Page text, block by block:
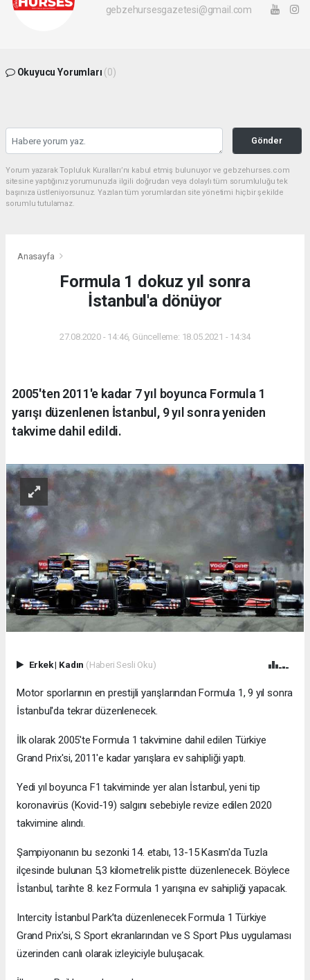
gebzehursesgazetesi@gmail.com
Okuyucu Yorumları (0)
Gönder
Yorum yazarak Topluluk Kuralları’nı kabul etmiş bulunuyor ve gebzehurses.com
sitesine yaptığınız yorumunuzla ilgili doğrudan veya dolaylı tüm sorumluluğu tek
başınıza üstleniyorsunuz. Yazılan tüm yorumlardan site yönetimi hiçbir şekilde
sorumlu tutulamaz.
Anasayfa
Formula 1 dokuz yıl sonra
İstanbul'a dönüyor
27.08.2020 - 14:46, Güncelleme: 18.05.2021 - 14:34
2005'ten 2011'e kadar 7 yıl boyunca Formula 1
yarışı düzenlenen İstanbul, 9 yıl sonra yeniden
takvime dahil edildi.
Erkek| Kadın (Haberi Sesli Oku)
Motor sporlarının en prestijli yarışlarından Formula 1, 9 yıl sonra
İstanbul'da tekrar düzenlenecek.
İlk olarak 2005'te Formula 1 takvimine dahil edilen Türkiye
Grand Prix'si, 2011'e kadar yarışlara ev sahipliği yaptı.
Yedi yıl boyunca F1 takviminde yer alan İstanbul, yeni tip
koronavirüs (Kovid-19) salgını sebebiyle revize edilen 2020
takvimine alındı.
Şampiyonanın bu sezonki 14. etabı, 13-15 Kasım'da Tuzla
ilçesinde bulunan 5,3 kilometrelik pistte düzenlenecek. Böylece
İstanbul, tarihte 8. kez Formula 1 yarışına ev sahipliği yapacak.
Intercity İstanbul Park’ta düzenlenecek Formula 1 Türkiye
Grand Prix'si, S Sport ekranlarından ve S Sport Plus uygulaması
üzerinden canlı olarak izleyiciyle buluşacak.